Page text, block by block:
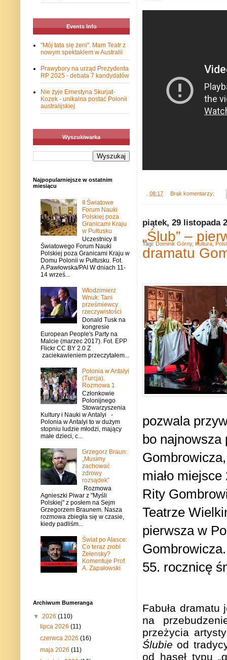
08:17 Brak komentarzy:
piątek, 29 listopada
„Ślub” –
dramatu
pozwala
bo najnowsza
miało
Rity
Teatrze
pierwsza w
55. rocznicę
Fabuła
na
przeżycia
Ślubie od
od haseł typu
Tagi: Dominik Górny, Kultura
Events Info
"Mój tata się żeni". Mam Teatr z
nowym spektaklem w Australii
Prawybory na urząd Prezydenta
RP 2025 - debata 7 kandydatów
Nie żyje Ernestyna Skurjat-
Kozek - unikalna postać Polonii
australijskiej
Wyszukiwarka
Najpopularniejsze w ostatnim
miesiącu
II Światowe
Forum Nauki
Polskiej poza
Granicami Kraju
w Pułtusku
Uczestnicy II
Światowego Forum Nauki
Polskiej poza Granicami Kraju w
Domu Polonii w Pułtusku. Fot.
A.Pawłowska/PAI W dniach 11-
14 wrześ...
Włodzimierz
Wnuk: Tani
prześmiewcy
rzeczywistości
Donald Tusk na
kongresie
European People's Party na
Malcie (marzec 2017). Fot. EPP
Flickr CC BY 2.0 Z
zaciekawieniem przeczytałem...
Polonia w Antalyi
(Turcja).
Rozmowa 1
Członkowie
Polonijnego
Stowarzyszenia
Kultury i Nauki w Antalyi -
Polonia w Antalyi to w dużym
stopniu ludzie młodzi, mający
małe dzieci, c...
Grzegorz Braun:
„Musimy
zachować
zdrowy
rozsądek”
Rozmowa
Agnieszki Piwar z "Myśli
Polskiej" z posłem na Sejm
Grzegorzem Braunem. Nasza
rozmowa zbiegła się w czasie,
kiedy padliśm...
Świat po Alasce:
Co teraz zrobi
Żełensky?
Komentuje Prof.
A. Zapałowski
Archiwum Bumeranga
▼ 2026 (110)
lipca 2026(11)
czerwca 2026(16)
maja 2026(11)